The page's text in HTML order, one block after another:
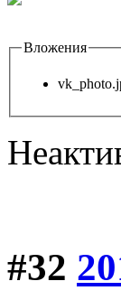
Вложения
#32